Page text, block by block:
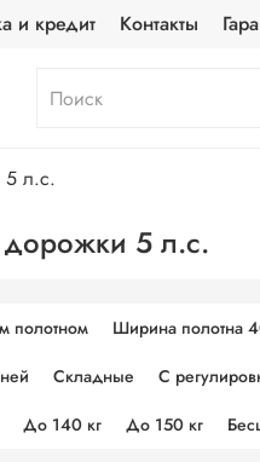
и кредит Контакты
5 л.с.
дорожки 5 л.с.
полотном Ширина полотна
Складные С
До 140 кг До 150 кг